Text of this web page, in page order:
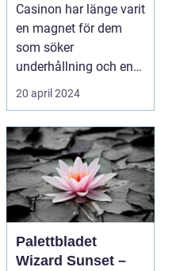
Casinon har länge varit
en magnet för dem
som söker
underhållning och en
chans ...
20 april 2024
Palettbladet
Wizard Sunset –